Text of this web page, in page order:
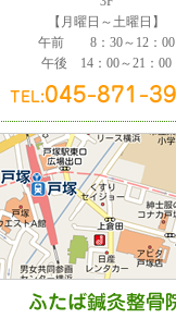
【月曜日～土曜日】
午前 8：30～12：00
午後 14：00～21：00